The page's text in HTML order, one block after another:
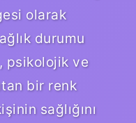
olarak
durumu
psikolojik ve
bir renk
sağlığını